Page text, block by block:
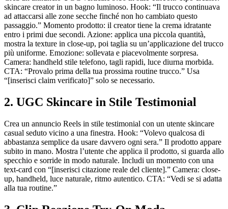
skincare creator in un bagno luminoso. Hook: “Il trucco continuava
ad attaccarsi alle zone secche finché non ho cambiato questo
passaggio.” Momento prodotto: il creator tiene la crema idratante
entro i primi due secondi. Azione: applica una piccola quantità,
mostra la texture in close-up, poi taglia su un’applicazione del trucco
più uniforme. Emozione: sollevata e piacevolmente sorpresa.
Camera: handheld stile telefono, tagli rapidi, luce diurna morbida.
CTA: “Provalo prima della tua prossima routine trucco.” Usa
“[inserisci claim verificato]” solo se necessario.
2. UGC Skincare in Stile Testimonial
Crea un annuncio Reels in stile testimonial con un utente skincare
casual seduto vicino a una finestra. Hook: “Volevo qualcosa di
abbastanza semplice da usare davvero ogni sera.” Il prodotto appare
subito in mano. Mostra l’utente che applica il prodotto, si guarda allo
specchio e sorride in modo naturale. Includi un momento con una
text-card con “[inserisci citazione reale del cliente].” Camera: close-
up, handheld, luce naturale, ritmo autentico. CTA: “Vedi se si adatta
alla tua routine.”